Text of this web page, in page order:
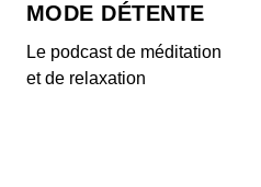
MODE DÉTENTE
Le podcast de méditation
et de relaxation